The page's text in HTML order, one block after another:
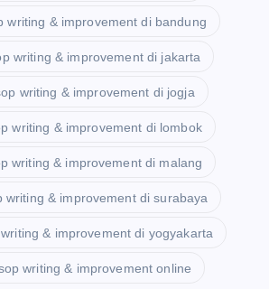
writing & improvement di bandung
writing & improvement di jakarta
writing & improvement di jogja
writing & improvement di lombok
writing & improvement di malang
writing & improvement di surabaya
& improvement di yogyakarta
writing & improvement online